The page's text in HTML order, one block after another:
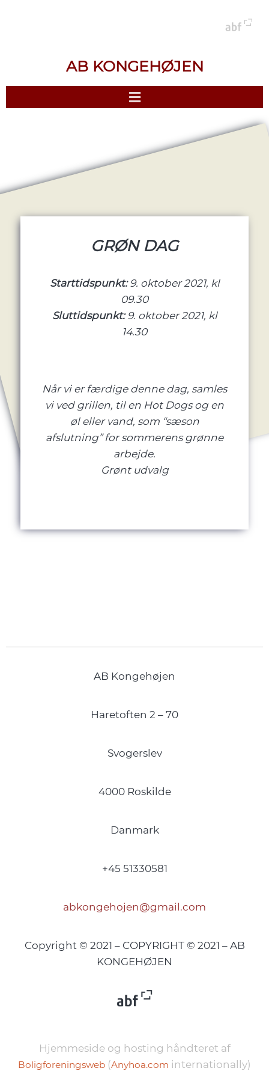
AB KONGEHØJEN
GRØN DAG
Starttidspunkt:9. oktober 2021, kl
09.30
Sluttidspunkt:9. oktober 2021, kl
14.30
Når vi er færdige denne dag, samles
vi ved grillen, til en Hot Dogs og en
øl eller vand, som “sæson
afslutning” for sommerens grønne
arbejde.
Grønt udvalg
AB Kongehøjen
Haretoften 2 – 70
Svogerslev
4000 Roskilde
Danmark
+45 51330581
abkongehojen@gmail.com
Copyright © 2021 – COPYRIGHT © 2021 – AB
KONGEHØJEN
Hjemmeside og hosting håndteret af
Boligforeningsweb (Anyhoa.com internationally)